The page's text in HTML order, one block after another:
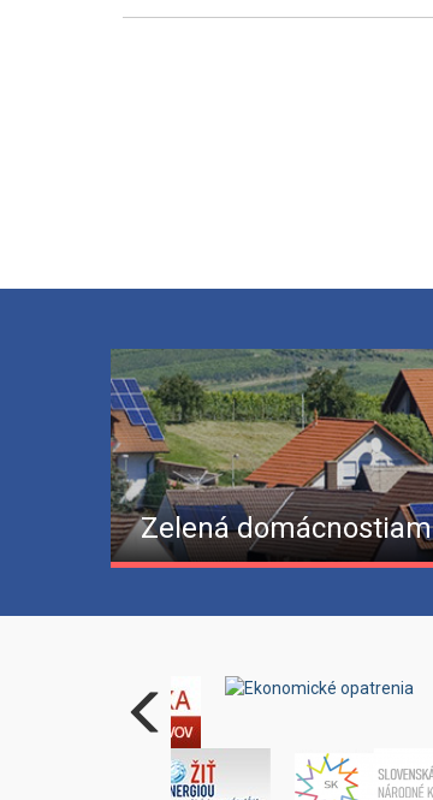
Zelená domácnostiam